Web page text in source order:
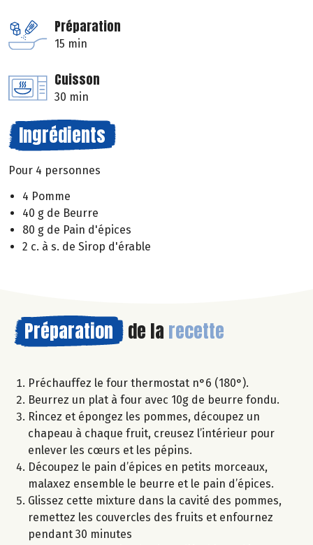
Préparation
15 min
Cuisson
30 min
Ingrédients
Pour 4 personnes
4 Pomme
40 g de Beurre
80 g de Pain d'épices
2 c. à s. de Sirop d'érable
Préparation de la recette
Préchauffez le four thermostat n°6 (180°).
Beurrez un plat à four avec 10g de beurre fondu.
Rincez et épongez les pommes, découpez un
chapeau à chaque fruit, creusez l’intérieur pour
enlever les cœurs et les pépins.
Découpez le pain d’épices en petits morceaux,
malaxez ensemble le beurre et le pain d’épices.
Glissez cette mixture dans la cavité des pommes,
remettez les couvercles des fruits et enfournez
pendant 30 minutes